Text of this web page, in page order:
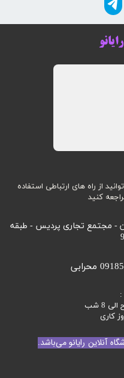
آنلاین رایانو می‌باشد.
از راه های ارتباطی استفاده
کنید
- مجتمع تجاری پردیس - طبقه